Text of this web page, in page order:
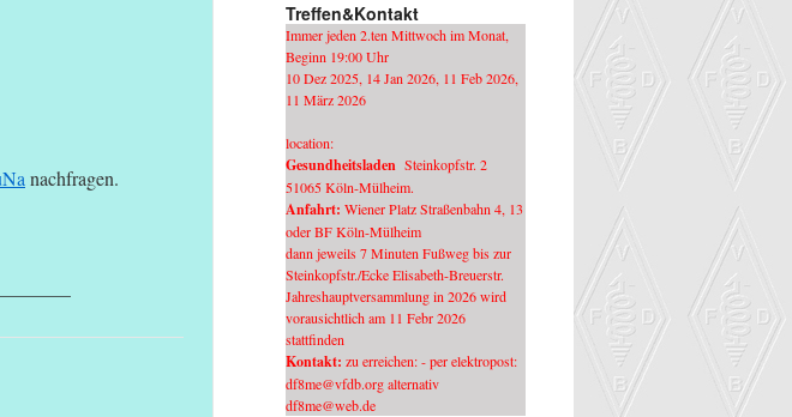
nachfragen.
Treffen&Kontakt
Immer jeden 2.ten Mittwoch im Monat,
Beginn 19:00 Uhr
10 Dez 2025, 14 Jan 2026, 11 Feb 2026,
11 März 2026
location:
Gesundheitsladen Steinkopfstr. 2
51065 Köln-Mülheim.
Anfahrt: Wiener Platz Straßenbahn 4, 13
oder BF Köln-Mülheim
dann jeweils 7 Minuten Fußweg bis zur
Steinkopfstr./Ecke Elisabeth-Breuerstr.
Jahreshauptversammlung in 2026 wird
vorausichtlich am 11 Febr 2026
stattfinden
Kontakt: zu erreichen: - per elektropost:
df8me@vfdb.org alternativ
df8me@web.de